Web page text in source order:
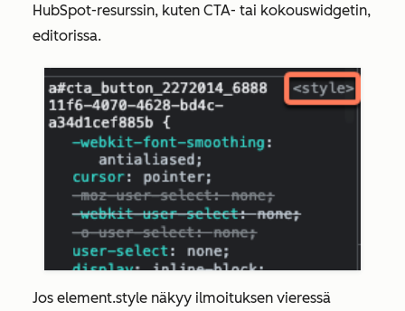
HubSpot-resurssin, kuten CTA- tai kokouswidgetin,
editorissa.
Jos element.style näkyy ilmoituksen vieressä